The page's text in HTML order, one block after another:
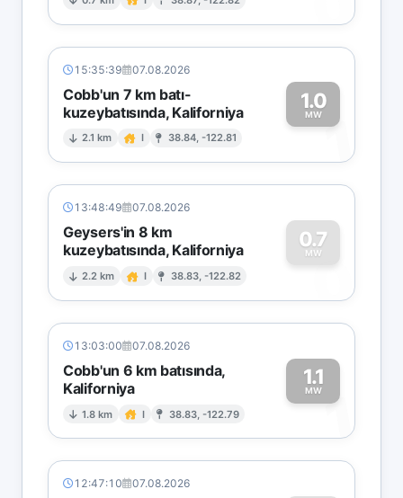
15:35:39 07.08.2026
Cobb'un 7 km batı-
kuzeybatısında, Kaliforniya
2.1 km I 38.84, -122.81
1.0
MW1
13:48:49 07.08.2026
Geysers'in 8 km
kuzeybatısında, Kaliforniya
2.2 km I 38.83, -122.82
0.7
MW
0
13:03:00 07.08.2026
Cobb'un 6 km batısında,
Kaliforniya
1.8 km I 38.83, -122.79
1.1
MW1
12:47:10 07.08.2026